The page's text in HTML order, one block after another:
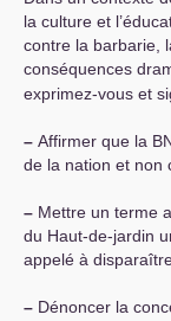
la culture et
contre la barbarie,
conséquences
exprimez-vous et
– Affirmer que la
de la nation et non
– Mettre un terme
du Haut-de-jardin
appelé à
– Dénoncer la